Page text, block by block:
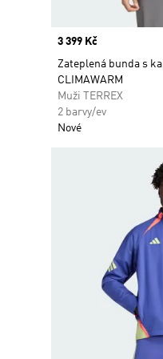
Price
3 399 Kč
Zateplená bunda s
CLIMAWARM
Muži TERREX
2 barvy/ev
Nové